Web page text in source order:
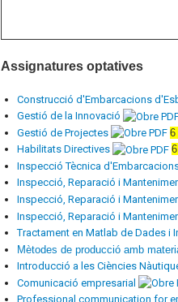
Assignatures optatives
Construcció d'Embarcacions
Gestió de la Innovació
Gestió de Projectes
6
Habilitats Directives
Inspecció Tècnica
Inspecció, Reparació i
Inspecció, Reparació i
Inspecció, Reparació i
Tractament en Matlab de Dades i
Mètodes de producció amb
Introducció a les Ciències
Comunicació empresarial
Professional communication for